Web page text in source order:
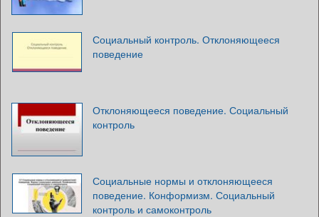
Социальный контроль. Отклоняющееся
поведение
Отклоняющееся поведение. Социальный
контроль
Социальные нормы и отклоняющееся
поведение. Конформизм. Социальный
контроль и самоконтроль